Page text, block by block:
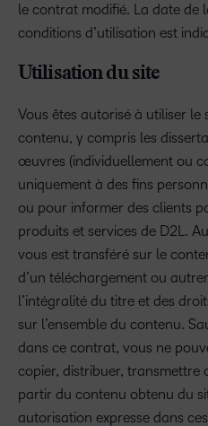
le contrat modifié. La date de
conditions d’utilisation est
Utilisation du site
Vous êtes autorisé à utiliser le
contenu, y compris les
œuvres (individuellement ou
uniquement à des fins
ou pour informer des clients
produits et services de D2L.
vous est transféré sur le
d’un téléchargement ou
l’intégralité du titre et des
sur l’ensemble du contenu.
dans ce contrat, vous ne
copier, distribuer,
partir du contenu obtenu du
autorisation expresse dans